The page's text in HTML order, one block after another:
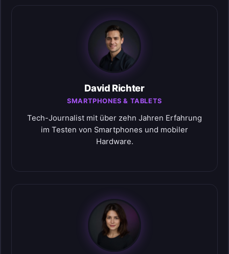
David Richter
SMARTPHONES & TABLETS
Tech-Journalist mit über zehn Jahren Erfahrung
im Testen von Smartphones und mobiler
Hardware.